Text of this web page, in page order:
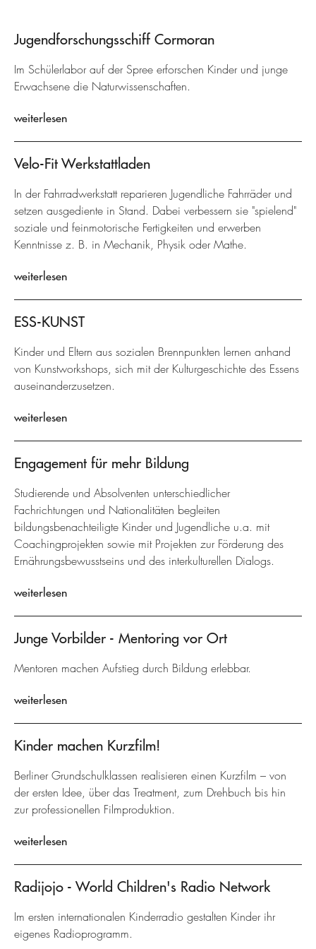
Jugendforschungsschiff Cormoran
Im Schülerlabor auf der Spree erforschen Kinder und junge
Erwachsene die Naturwissenschaften.
weiterlesen
Velo-Fit Werkstattladen
In der Fahrradwerkstatt reparieren Jugendliche Fahrräder und
setzen ausgediente in Stand. Dabei verbessern sie "spielend"
soziale und feinmotorische Fertigkeiten und erwerben
Kenntnisse z. B. in Mechanik, Physik oder Mathe.
weiterlesen
ESS-KUNST
Kinder und Eltern aus sozialen Brennpunkten lernen anhand
von Kunstworkshops, sich mit der Kulturgeschichte des Essens
auseinanderzusetzen.
weiterlesen
Engagement für mehr Bildung
Studierende und Absolventen unterschiedlicher
Fachrichtungen und Nationalitäten begleiten
bildungsbenachteiligte Kinder und Jugendliche u.a. mit
Coachingprojekten sowie mit Projekten zur Förderung des
Ernährungsbewusstseins und des interkulturellen Dialogs.
weiterlesen
Junge Vorbilder - Mentoring vor Ort
Mentoren machen Aufstieg durch Bildung erlebbar.
weiterlesen
Kinder machen Kurzfilm!
Berliner Grundschulklassen realisieren einen Kurzfilm – von
der ersten Idee, über das Treatment, zum Drehbuch bis hin
zur professionellen Filmproduktion.
weiterlesen
Radijojo - World Children's Radio Network
Im ersten internationalen Kinderradio gestalten Kinder ihr
eigenes Radioprogramm.